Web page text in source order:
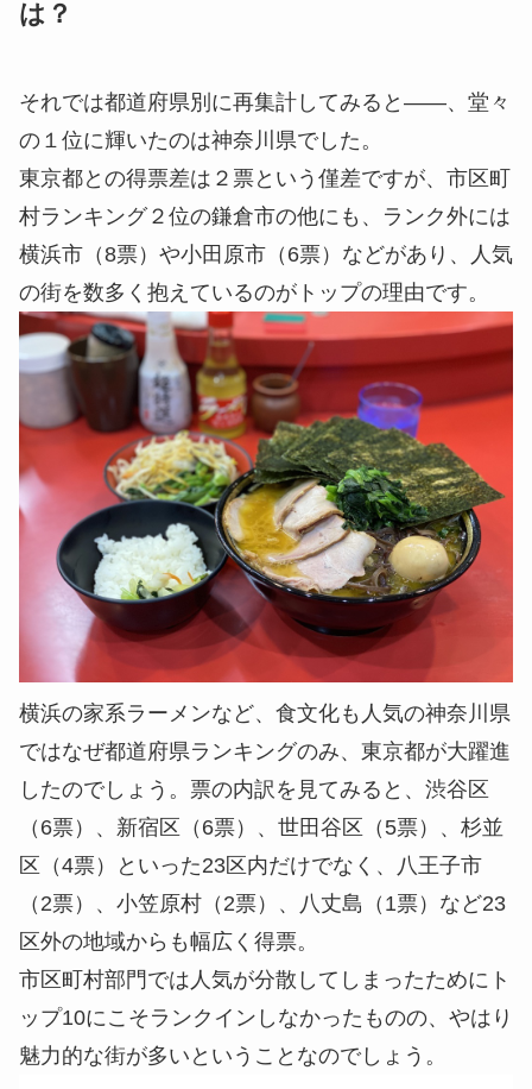
は？
それでは都道府県別に再集計してみると――、堂々
の１位に輝いたのは神奈川県でした。
東京都との得票差は２票という僅差ですが、市区町
村ランキング２位の鎌倉市の他にも、ランク外には
横浜市（8票）や小田原市（6票）などがあり、人気
の街を数多く抱えているのがトップの理由です。
横浜の家系ラーメンなど、食文化も人気の神奈川県
ではなぜ都道府県ランキングのみ、東京都が大躍進
したのでしょう。票の内訳を見てみると、渋谷区
（6票）、新宿区（6票）、世田谷区（5票）、杉並
区（4票）といった23区内だけでなく、八王子市
（2票）、小笠原村（2票）、八丈島（1票）など23
区外の地域からも幅広く得票。
市区町村部門では人気が分散してしまったためにト
ップ10にこそランクインしなかったものの、やはり
魅力的な街が多いということなのでしょう。